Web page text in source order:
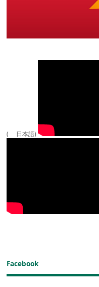
( 日本語)
Facebook